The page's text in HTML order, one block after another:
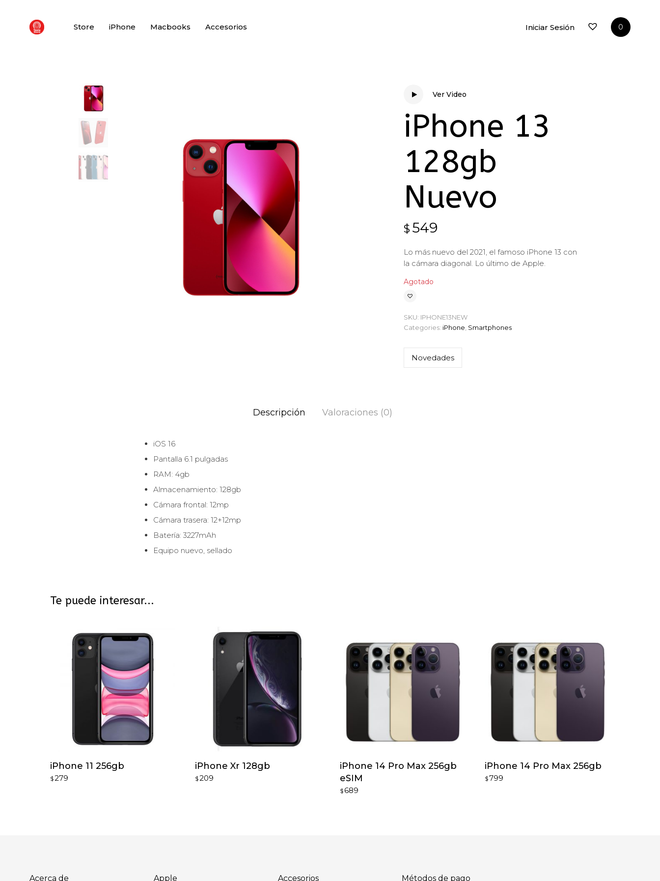
Iniciar Sesión 0
Store iPhone Macbooks Accesorios
Ver Video
iPhone 13
128gb
Nuevo
$ 549
Lo más nuevo del 2021, el famoso iPhone 13 con
la cámara diagonal. Lo último de Apple.
Agotado
SKU: IPHONE13NEW
Categories: iPhone Smartphones
Novedades
Descripción Valoraciones (0)
iOS 16
Pantalla 6.1 pulgadas
RAM: 4gb
Almacenamiento: 128gb
Cámara frontal: 12mp
Cámara trasera: 12+12mp
Batería: 3227mAh
Equipo nuevo, sellado
Te puede interesar...
iPhone 11 256gb
$279
iPhone Xr 128gb
$209
iPhone 14 Pro Max 256gb
eSIM
$689
iPhone 14 Pro Max 256gb
$799
Acerca de Apple Accesorios Métodos de pago